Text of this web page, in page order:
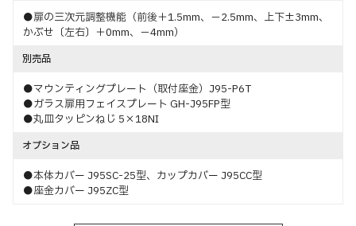
●扉の三次元調整機能（前後＋1.5mm、－2.5mm、上下±3mm、
かぶせ〔左右〕＋0mm、－4mm）
別売品
●マウンティングプレート（取付座金）J95-P6T
●ガラス扉用フェイスプレート GH-J95FP型
●丸皿タッピンねじ 5×18NI
オプション品
●本体カバー J95SC-25型、カップカバー J95CC型
●座金カバー J95ZC型